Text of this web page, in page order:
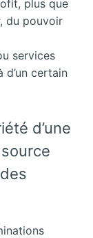
plus que
du pouvoir
services
d’un certain
d’une